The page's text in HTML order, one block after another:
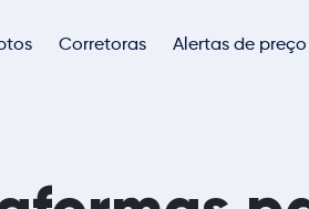
Corretoras Alertas de preço